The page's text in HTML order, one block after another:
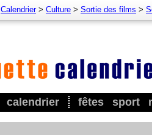
calendrier fêtes sport
Calendrier> Culture > Sortie des films >